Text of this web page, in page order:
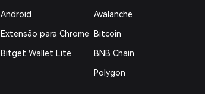
Android
Extensão para Chrome
Bitget Wallet Lite
Avalanche
Bitcoin
BNB Chain
Polygon